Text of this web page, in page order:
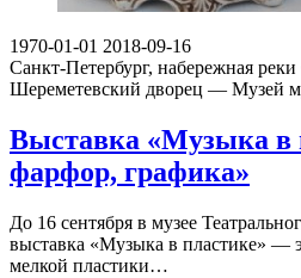
1970-01-01 2018-09-16
Санкт-Петербург, набережная
Шереметевский дворец — Музей
Выставка «Музыка в
фарфор, графика»
До 16 сентября в музее
выставка «Музыка в пластике» —
мелкой пластики…